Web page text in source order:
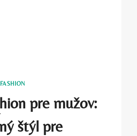
pre mužov:
štýl pre